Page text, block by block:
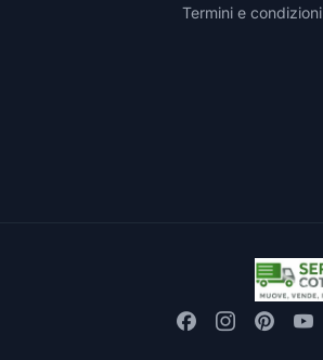
Termini e condizioni